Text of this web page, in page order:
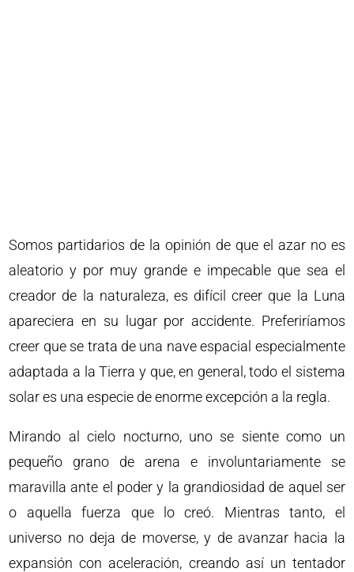
Somos partidarios de la opinión de que el azar no es
aleatorio y por muy grande e impecable que sea el
creador de la naturaleza, es difícil creer que la Luna
apareciera en su lugar por accidente. Preferiríamos
creer que se trata de una nave espacial especialmente
adaptada a la Tierra y que, en general, todo el sistema
solar es una especie de enorme excepción a la regla.
Mirando al cielo nocturno, uno se siente como un
pequeño grano de arena e involuntariamente se
maravilla ante el poder y la grandiosidad de aquel ser
o aquella fuerza que lo creó. Mientras tanto, el
universo no deja de moverse, y de avanzar hacia la
expansión con aceleración, creando así un tentador